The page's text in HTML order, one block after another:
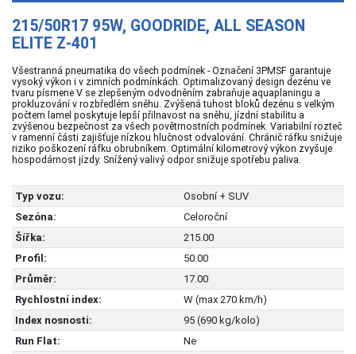
215/50R17 95W, GOODRIDE, ALL SEASON
ELITE Z-401
Všestranná pneumatika do všech podmínek - Označení 3PMSF garantuje
vysoký výkon i v zimních podmínkách. Optimalizovaný design dezénu ve
tvaru písmene V se zlepšeným odvodněním zabraňuje aquaplaningu a
prokluzování v rozbředlém sněhu. Zvýšená tuhost bloků dezénu s velkým
počtem lamel poskytuje lepší přilnavost na sněhu, jízdní stabilitu a
zvýšenou bezpečnost za všech povětrnostních podmínek. Variabilní rozteč
v ramenní části zajišťuje nízkou hlučnost odvalování. Chránič ráfku snižuje
riziko poškození ráfku obrubníkem. Optimální kilometrový výkon zvyšuje
hospodárnost jízdy. Snížený valivý odpor snižuje spotřebu paliva.
Typ vozu:
Osobní + SUV
Sezóna:
Celoroční
Šířka:
215.00
Profil:
50.00
Průměr:
17.00
Rychlostní index:
W (max 270 km/h)
Index nosnosti:
95 (690 kg/kolo)
Run Flat:
Ne